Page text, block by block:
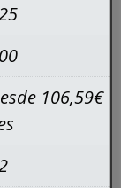
106,59€